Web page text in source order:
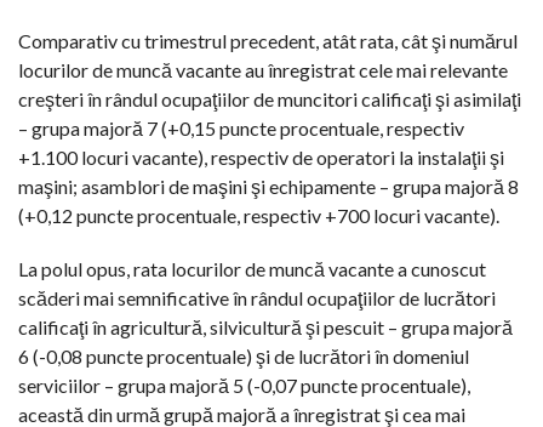
Comparativ cu trimestrul precedent, atât rata, cât şi numărul
locurilor de muncă vacante au înregistrat cele mai relevante
creşteri în rândul ocupaţiilor de muncitori calificaţi şi asimilaţi
– grupa majoră 7 (+0,15 puncte procentuale, respectiv
+1.100 locuri vacante), respectiv de operatori la instalaţii şi
maşini; asamblori de maşini şi echipamente – grupa majoră 8
(+0,12 puncte procentuale, respectiv +700 locuri vacante).
La polul opus, rata locurilor de muncă vacante a cunoscut
scăderi mai semnificative în rândul ocupaţiilor de lucrători
calificaţi în agricultură, silvicultură şi pescuit – grupa majoră
6 (-0,08 puncte procentuale) şi de lucrători în domeniul
serviciilor – grupa majoră 5 (-0,07 puncte procentuale),
această din urmă grupă majoră a înregistrat şi cea mai